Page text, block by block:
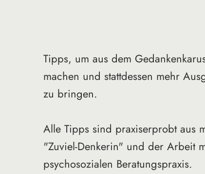
Tipps, um aus dem
machen und stattdessen mehr
zu bringen.
Alle Tipps sind praxiserprobt aus
"Zuviel-Denkerin" und der Arbeit
psychosozialen Beratungspraxis.